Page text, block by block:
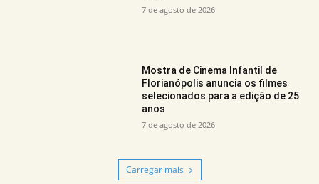
7 de agosto de 2026
Mostra de Cinema Infantil de
Florianópolis anuncia os filmes
selecionados para a edição de 25
anos
7 de agosto de 2026
Carregar mais